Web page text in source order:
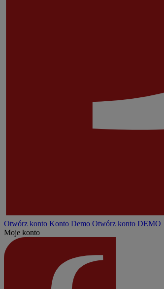
Otwórz konto Konto Demo Otwórz konto DEMO
Moje konto